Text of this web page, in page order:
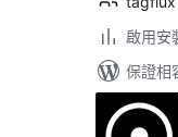
啟用安
保證相